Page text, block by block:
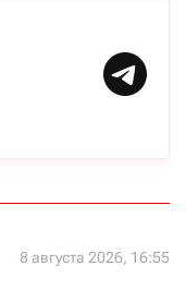
8 августа 2026, 16:55